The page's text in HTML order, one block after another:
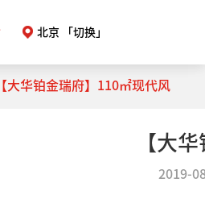
北京 「切换」
【大华铂金瑞府】110㎡现代风
【大
2019-